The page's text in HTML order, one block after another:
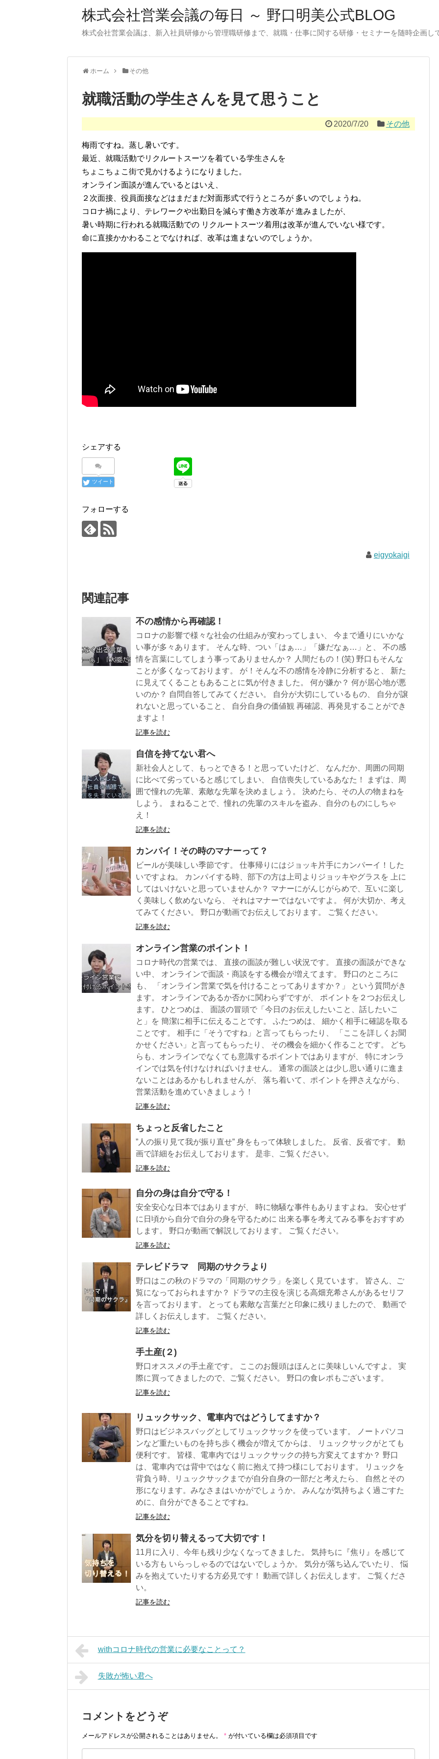
株式会社営業会議の毎日 ～ 野口明美公式BLOG
株式会社営業会議は、新入社員研修から管理職研修まで、就職・仕事に関する研修・セミナーを随時企画し
ホーム その他
就職活動の学生さんを見て思うこと
2020/7/20 その他
梅雨ですね。蒸し暑いです。
最近、就職活動でリクルートスーツを着ている学生さんを
ちょこちょこ街で見かけるようになりました。
オンライン面談が進んでいるとはいえ、
２次面接、役員面接などはまだまだ対面形式で行うところが 多いのでしょうね。
コロナ禍により、テレワークや出勤日を減らす働き方改革が 進みましたが、
暑い時期に行われる就職活動での リクルートスーツ着用は改革が進んでいない様です。
命に直接かかわることでなければ、改革は進まないのでしょうか。
シェアする
ツイート
フォローする
eigyokaigi
関連記事
不の感情から再確認！
コロナの影響で様々な社会の仕組みが変わってしまい、 今まで通りにいかな
い事が多々あります。 そんな時、つい「はぁ…」「嫌だなぁ…」と、 不の感
情を言葉にしてしまう事ってありませんか？ 人間だもの！(笑) 野口もそんな
ことが多くなっております。 が！そんな不の感情を冷静に分析すると、 新た
に見えてくることもあることに気が付きました。 何が嫌か？ 何が居心地が悪
いのか？ 自問自答してみてください。 自分が大切にしているもの、 自分が譲
れないと思っていること、 自分自身の価値観 再確認、再発見することができ
ますよ！
記事を読む
自信を持てない君へ
新社会人として、もっとできる！と思っていたけど、 なんだか、周囲の同期
に比べて劣っていると感じてしまい、 自信喪失しているあなた！ まずは、周
囲で憧れの先輩、素敵な先輩を決めましょう。 決めたら、その人の物まねを
しよう。 まねることで、憧れの先輩のスキルを盗み、自分のものにしちゃ
え！
記事を読む
カンパイ！その時のマナーって？
ビールが美味しい季節です。 仕事帰りにはジョッキ片手にカンパーイ！した
いですよね。 カンパイする時、部下の方は上司よりジョッキやグラスを 上に
してはいけないと思っていませんか？ マナーにがんじがらめで、互いに楽し
く美味しく飲めないなら、 それはマナーではないですよ。 何が大切か、考え
てみてください。 野口が動画でお伝えしております。 ご覧ください。
記事を読む
オンライン営業のポイント！
コロナ時代の営業では、 直接の面談が難しい状況です。 直接の面談ができな
い中、 オンラインで面談・商談をする機会が増えてます。 野口のところに
も、 「オンライン営業で気を付けることってありますか？」 という質問がき
ます。 オンラインであるか否かに関わらずですが、 ポイントを２つお伝えし
ます。 ひとつめは、 面談の冒頭で「今日のお伝えしたいこと、話したいこ
と」を 簡潔に相手に伝えることです。 ふたつめは、 細かく相手に確認を取る
ことです。 相手に「そうですね」と言ってもらったり、 「ここを詳しくお聞
かせください」と言ってもらったり、 その機会を細かく作ることです。 どち
らも、オンラインでなくても意識するポイントではありますが、 特にオンラ
インでは気を付けなければいけません。 通常の面談とは少し思い通りに進ま
ないことはあるかもしれませんが、 落ち着いて、ポイントを押さえながら、
営業活動を進めていきましょう！
記事を読む
ちょっと反省したこと
”人の振り見て我が振り直せ” 身をもって体験しました。 反省、反省です。 動
画で詳細をお伝えしております。 是非、ご覧ください。
記事を読む
自分の身は自分で守る！
安全安心な日本ではありますが、 時に物騒な事件もありますよね。 安心せず
に日頃から自分で自分の身を守るために 出来る事を考えてみる事をおすすめ
します。 野口が動画で解説しております。 ご覧ください。
記事を読む
テレビドラマ 同期のサクラより
野口はこの秋のドラマの「同期のサクラ」を楽しく見ています。 皆さん、ご
覧になっておられますか？ ドラマの主役を演じる高畑充希さんがあるセリフ
を言っております。 とっても素敵な言葉だと印象に残りましたので、 動画で
詳しくお伝えします。 ご覧ください。
記事を読む
手土産(２)
野口オススメの手土産です。 ここのお饅頭はほんとに美味しいんですよ。 実
際に買ってきましたので、ご覧ください。 野口の食レポもございます。
記事を読む
リュックサック、電車内ではどうしてますか？
野口はビジネスバッグとしてリュックサックを使っています。 ノートパソコ
ンなど重たいものを持ち歩く機会が増えてからは、 リュックサックがとても
便利です。 皆様、電車内ではリュックサックの持ち方変えてますか？ 野口
は、電車内では背中ではなく前に抱えて持つ様にしております。 リュックを
背負う時、リュックサックまでが自分自身の一部だと考えたら、 自然とその
形になります。みなさまはいかがでしょうか。 みんなが気持ちよく過ごすた
めに、自分ができることですね。
記事を読む
気分を切り替えるって大切です！
11月に入り、今年も残り少なくなってきました。 気持ちに『焦り』を感じて
いる方も いらっしゃるのではないでしょうか。 気分が落ち込んでいたり、 悩
みを抱えていたりする方必見です！ 動画で詳しくお伝えします。 ご覧くださ
い。
記事を読む
withコロナ時代の営業に必要なことって？
失敗が怖い君へ
コメントをどうぞ
メールアドレスが公開されることはありません。 * が付いている欄は必須項目です